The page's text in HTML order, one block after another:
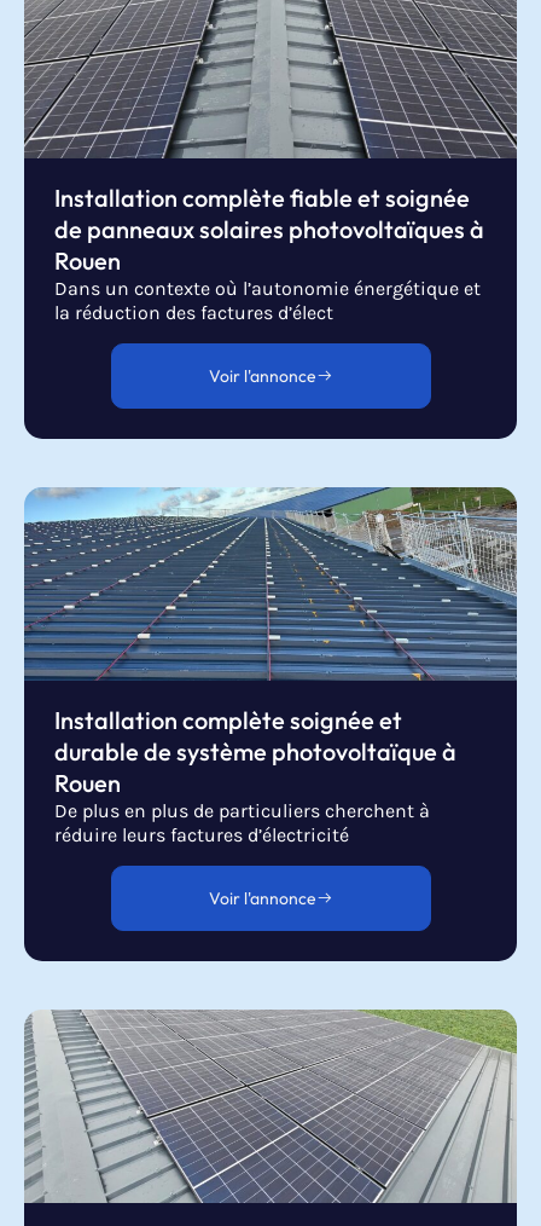
Installation complète fiable et soignée
de panneaux solaires photovoltaïques à
Rouen
Dans un contexte où l’autonomie énergétique et
la réduction des factures d’élect
Voir l'annonce
Installation complète soignée et
durable de système photovoltaïque à
Rouen
De plus en plus de particuliers cherchent à
réduire leurs factures d’électricité
Voir l'annonce